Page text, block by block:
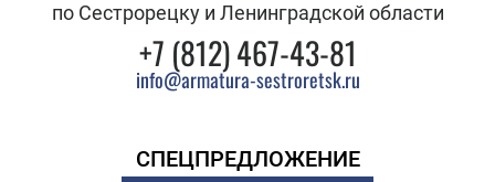
по Сестрорецку и Ленинградской области
+7 (812) 467-43-81
info@armatura-sestroretsk.ru
СПЕЦПРЕДЛОЖЕНИЕ